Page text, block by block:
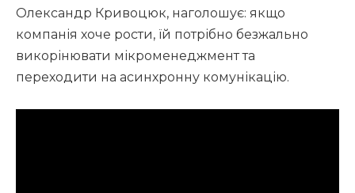
Олександр Кривоцюк, наголошує: якщо
компанія хоче рости, їй потрібно безжально
викорінювати мікроменеджмент та
переходити на асинхронну комунікацію.